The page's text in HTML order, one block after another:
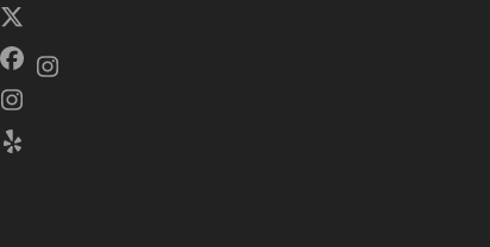
Twitter
(deprecated)
Facebook
Instagram
Yelp
Instagram